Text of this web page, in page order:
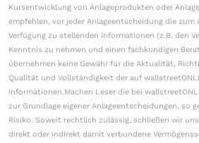
Kursentwicklung von Anlageprodukten oder
empfehlen, vor jeder Anlageentscheidung die
Verfügung zu stellenden Informationen (z.B. den
Kenntnis zu nehmen und einen fachkundigen
übernehmen keine Gewähr für die Aktualität,
Qualität und Vollständigkeit der auf
Informationen.Machen Leser die bei
zur Grundlage eigener Anlageentscheidungen, so
Risiko. Soweit rechtlich zulässig, schließen wir
direkt oder indirekt damit verbundene